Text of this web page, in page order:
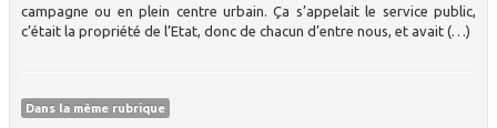
campagne ou en plein centre urbain. Ça s’appelait le service public,
c’était la propriété de l’Etat, donc de chacun d’entre nous, et avait (…)
Dans la même rubrique